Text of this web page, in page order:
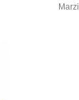
Marzi